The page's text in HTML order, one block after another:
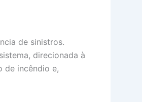
de sinistros.
direcionada à
de incêndio e,